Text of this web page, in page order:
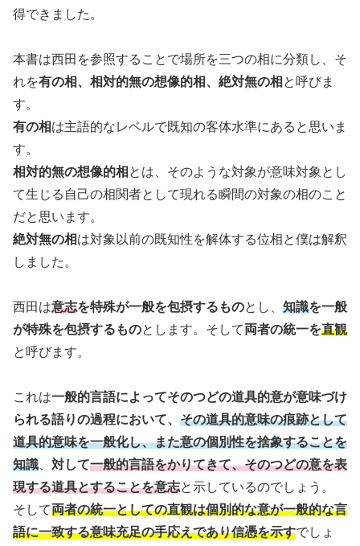
得できました。
本書は西田を参照することで場所を三つの相に分類し、そ
れを有の相、相対的無の想像的相、絶対無の相 と呼びま
す。
有の相は主語的なレベルで既知の客体水準にあると思いま
す。
相対的無の想像的相 とは、そのような対象が意味対象とし
て生じる自己の相関者として現れる瞬間の対象の相のこと
だと思います。
絶対無の相は対象以前の既知性を解体する位相と僕は解釈
しました。
西田は意志を特殊が一般を包摂するものとし、 知識を一般
が特殊を包摂するものとします。そして両者の統一を直観
と呼びます。
これは一般的言語によってそのつどの道具的意が意味づけ
られる語りの過程において、 その道具的意味の痕跡として
道具的意味を一般化し、また意の個別性を捨象することを
知識
対して一般的言語をかりてきて、そのつどの意を表
現する道具とすることを意志と示しているのでしょう。
そして両者の統一としての直観は個別的な意が一般的な言
語に一致する意味充足の手応えであり信憑を示すでしょ